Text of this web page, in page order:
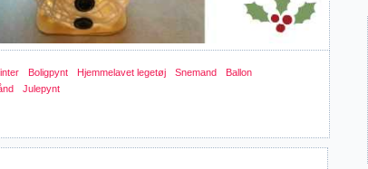
Boligpynt Hjemmelavet legetøj Snemand
Ballon
Julepynt